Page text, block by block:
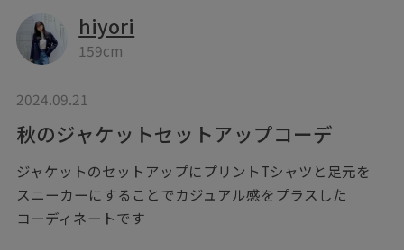
hiyori
159cm
2024.09.21
秋のジャケットセットアップコーデ
ジャケットのセットアップにプリントTシャツと足元を
スニーカーにすることでカジュアル感をプラスした
コーディネートです